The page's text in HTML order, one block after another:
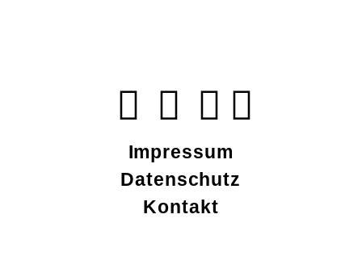
Impressum
Datenschutz
Kontakt